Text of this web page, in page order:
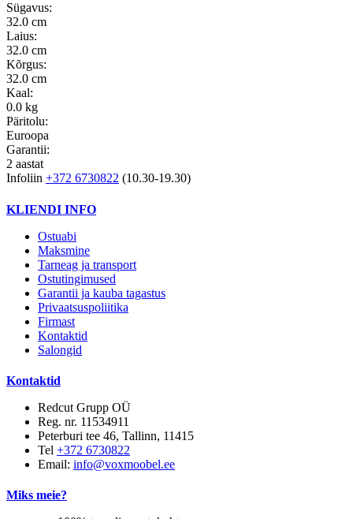
Sügavus:
32.0 cm
Laius:
32.0 cm
Kõrgus:
32.0 cm
Kaal:
0.0 kg
Päritolu:
Euroopa
Garantii:
2 aastat
Infoliin +372 6730822 (10.30-19.30)
KLIENDI INFO
Ostuabi
Maksmine
Tarneag ja transport
Ostutingimused
Garantii ja kauba tagastus
Privaatsuspoliitika
Firmast
Kontaktid
Salongid
Kontaktid
Redcut Grupp OÜ
Reg. nr. 11534911
Peterburi tee 46, Tallinn, 11415
Tel +372 6730822
Email: info@voxmoobel.ee
Miks meie?